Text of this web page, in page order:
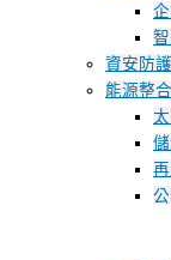
資安防護
能源整合